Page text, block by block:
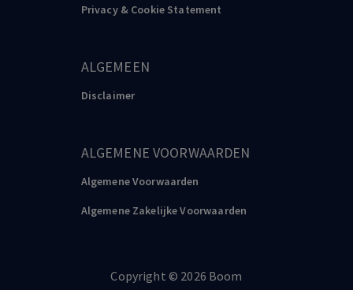
Privacy & Cookie Statement
ALGEMEEN
Disclaimer
ALGEMENE VOORWAARDEN
Algemene Voorwaarden
Algemene Zakelijke Voorwaarden
Copyright ©️ 2026 Boom